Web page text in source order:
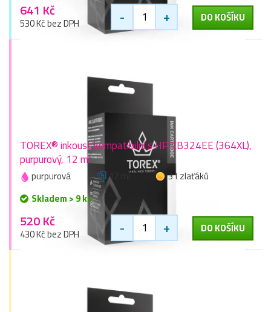
641 Kč
530 Kč bez DPH - + DO KOŠÍKU
TOREX® inkoust kompatibilní s HP CB324EE (364XL),
purpurový, 12 ml
purpurová 12 ml
31 zlaťáků
Skladem > 9 ks
520 Kč
430 Kč bez DPH - + DO KOŠÍKU